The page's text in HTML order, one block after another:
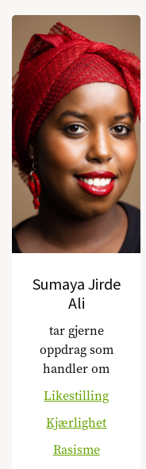
Sumaya Jirde
Ali
tar gjerne
oppdrag som
handler om
Likestilling
Kjærlighet
Rasisme